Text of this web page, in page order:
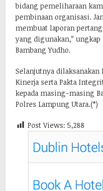
bidang pemeliharaan
pembinaan organisasi.
membuat laporan
yang digunakan,” ungkap
Bambang Yudho.
Selanjutnya dilaksanakan
Kinerja serta Pakta
kepada masing-masing
Polres Lampung Utara.(*)
Post Views: 5,288